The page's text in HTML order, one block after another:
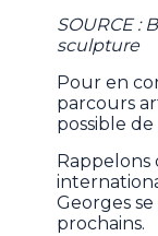
SOURCE :
sculpture
Pour en
parcours
possible
Rappelons
Georges
prochains.